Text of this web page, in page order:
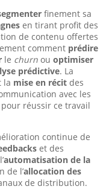
finement sa
en tirant profit des
de contenu offertes
comment prédire
le churn ou optimiser
prédictive. La
la mise en récit des
avec les
réussir ce travail
continue de
et des
automatisation de la
de l’allocation des
de distribution.